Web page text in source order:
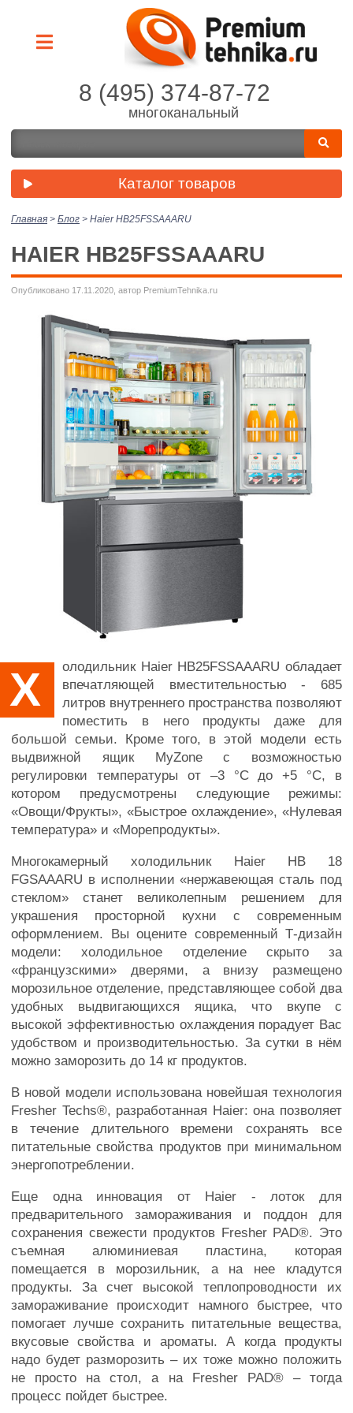
8 (495) 374-87-72
многоканальный
Каталог товаров
Главная > Блог > Haier HB25FSSAAARU
HAIER HB25FSSAAARU
Опубликовано 17.11.2020, автор PremiumTehnika.ru
Х
олодильник Haier HB25FSSAAARU обладает
впечатляющей вместительностью - 685
литров внутреннего пространства позволяют
поместить в него продукты даже для
большой семьи. Кроме того, в этой модели есть
выдвижной ящик MyZone с возможностью
регулировки температуры от –3 °С до +5 °С, в
котором предусмотрены следующие режимы:
«Овощи/Фрукты», «Быстрое охлаждение», «Нулевая
температура» и «Морепродукты».
Многокамерный холодильник Haier HB 18
FGSAAARU в исполнении «нержавеющая сталь под
стеклом» станет великолепным решением для
украшения просторной кухни с современным
оформлением. Вы оцените современный Т-дизайн
модели: холодильное отделение скрыто за
«французскими» дверями, а внизу размещено
морозильное отделение, представляющее собой два
удобных выдвигающихся ящика, что вкупе с
высокой эффективностью охлаждения порадует Вас
удобством и производительностью. За сутки в нём
можно заморозить до 14 кг продуктов.
В новой модели использована новейшая технология
Fresher Techs®, разработанная Haier: она позволяет
в течение длительного времени сохранять все
питательные свойства продуктов при минимальном
энергопотреблении.
Еще одна инновация от Haier - лоток для
предварительного замораживания и поддон для
сохранения свежести продуктов Fresher PAD®. Это
съемная алюминиевая пластина, которая
помещается в морозильник, а на нее кладутся
продукты. За счет высокой теплопроводности их
замораживание происходит намного быстрее, что
помогает лучше сохранить питательные вещества,
вкусовые свойства и ароматы. А когда продукты
надо будет разморозить – их тоже можно положить
не просто на стол, а на Fresher PAD® – тогда
процесс пойдет быстрее.